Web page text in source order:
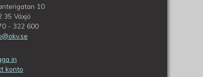
10
35 Växjö
- 322 600
in
konto